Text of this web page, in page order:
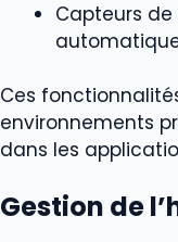
Capteurs
Ces
environnements
dans les
Gestion de